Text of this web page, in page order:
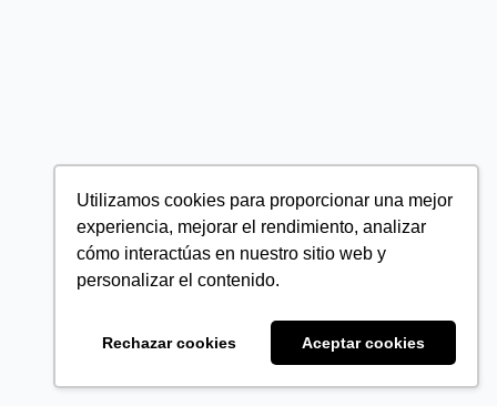
Utilizamos cookies para proporcionar una mejor
experiencia, mejorar el rendimiento, analizar
cómo interactúas en nuestro sitio web y
personalizar el contenido.
Rechazar cookies Aceptar cookies